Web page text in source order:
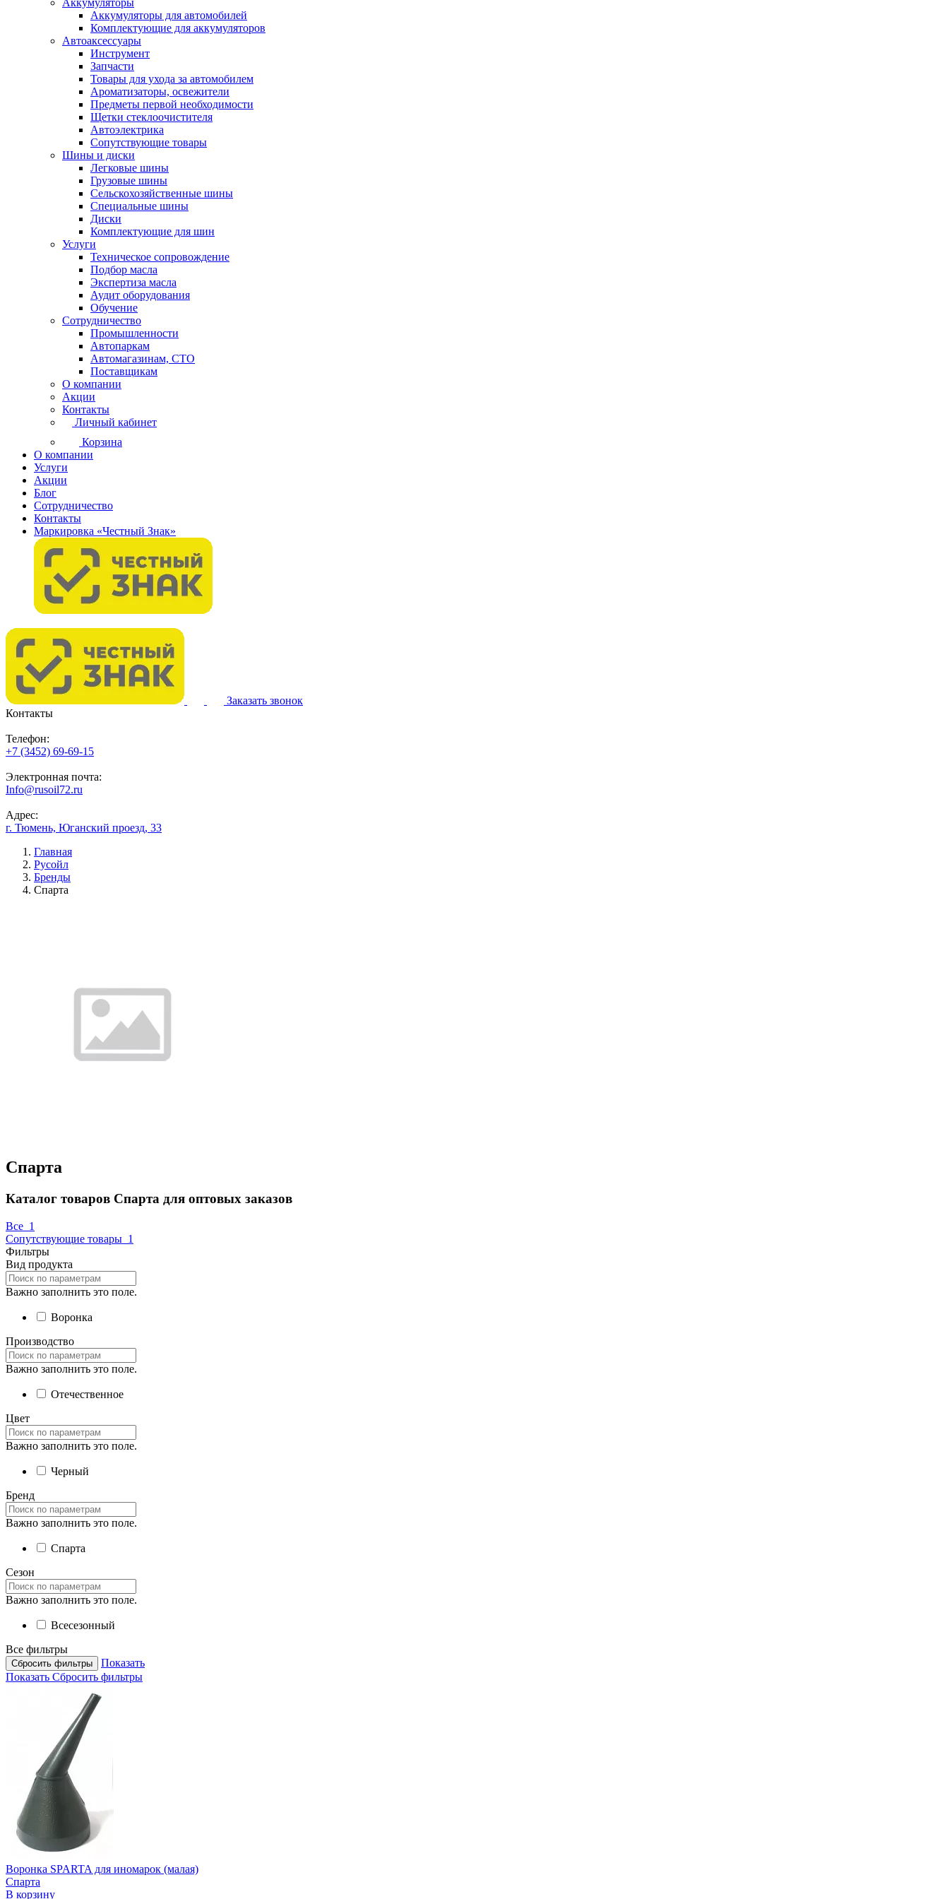
Аккумуляторы
Аккумуляторы для автомобилей
Комплектующие для аккумуляторов
Автоаксессуары
Инструмент
Запчасти
Товары для ухода за автомобилем
Ароматизаторы, освежители
Предметы первой необходимости
Щетки стеклоочистителя
Автоэлектрика
Сопутствующие товары
Шины и диски
Легковые шины
Грузовые шины
Сельскохозяйственные шины
Специальные шины
Диски
Комплектующие для шин
Услуги
Техническое сопровождение
Подбор масла
Экспертиза масла
Аудит оборудования
Обучение
Сотрудничество
Промышленности
Автопаркам
Автомагазинам, СТО
Поставщикам
О компании
Акции
Контакты
Личный кабинет
Корзина
О компании
Услуги
Акции
Блог
Сотрудничество
Контакты
Маркировка «Честный Знак»
Заказать звонок
Контакты
Телефон:
+7 (3452) 69-69-15
Электронная почта:
Info@rusoil72.ru
Адрес:
г. Тюмень, Юганский проезд, 33
Главная
Русойл
Бренды
Спарта
Спарта
Каталог товаров Спарта для оптовых заказов
Все 1
Сопутствующие товары 1
Фильтры
Вид продукта
Важно заполнить это поле.
Воронка
Производство
Важно заполнить это поле.
Отечественное
Цвет
Важно заполнить это поле.
Черный
Бренд
Важно заполнить это поле.
Спарта
Сезон
Важно заполнить это поле.
Всесезонный
Все фильтры
Сбросить фильтры
Показать
Показать Сбросить фильтры
Воронка SPARTA для иномарок (малая)
Спарта
В корзину